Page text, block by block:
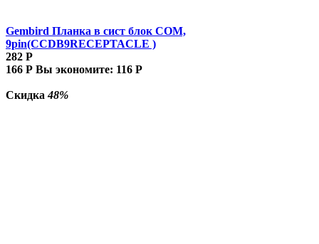
Gembird Планка в сист блок COM,
9pin(CCDB9RECEPTACLE )
282 Р
166 Р Вы экономите: 116 Р
Скидка48%